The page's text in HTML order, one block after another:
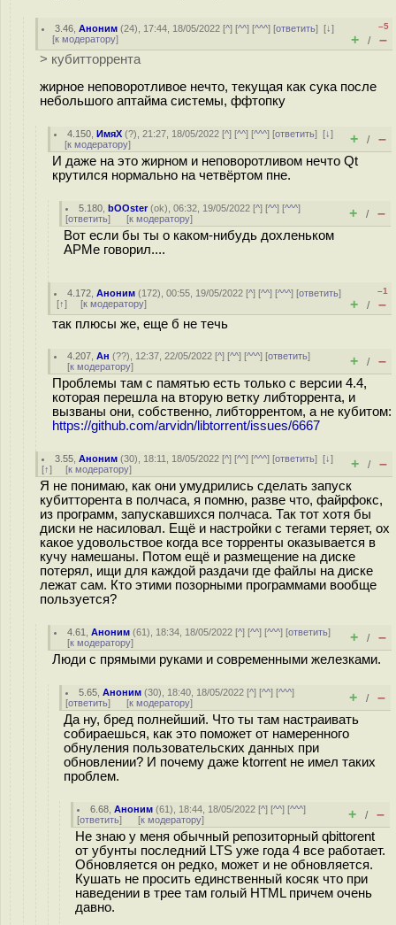
3.46 ,Аноним (24), 17:44, 18/05/2022 [^] [^^] [^^^] [ответить][↓]
[к модератору]
–5
+ / –
> кубитторрента
жирное неповоротливое нечто, текущая как cyка после
небольшого аптайма системы, ффтопку
4.150 ,ИмяХ (?), 21:27, 18/05/2022 [^] [^^] [^^^] [ответить][↓]
[к модератору] + / –
И даже на это жирном и неповоротливом нечто Qt
крутился нормально на четвёртом пне.
5.180 ,bOOster(ok), 06:32, 19/05/2022 [^] [^^] [^^^]
[ответить] [к модератору] + / –
Вот если бы ты о каком-нибудь дохленьком
АРМе говорил....
4.172 ,Аноним (172), 00:55, 19/05/2022 [^] [^^] [^^^] [ответить]
[↑] [к модератору]
–1
+ / –
так плюсы же, еще б не течь
4.207 ,Ан (??), 12:37, 22/05/2022 [^] [^^] [^^^] [ответить]
[к модератору] + / –
Проблемы там с памятью есть только с версии 4.4,
которая перешла на вторую ветку либторрента, и
вызваны они, собственно, либторрентом, а не кубитом:
https://github.com/arvidn/libtorrent/issues/6667
3.55 ,Аноним (30), 18:11, 18/05/2022 [^] [^^] [^^^] [ответить][↓]
[↑] [к модератору] + / –
Я не понимаю, как они умудрились сделать запуск
кубитторента в полчаса, я помню, разве что, файрфокс,
из программ, запускавшихся полчаса. Так тот хотя бы
диски не насиловал. Ещё и настройки с тегами теряет, ох
какое удовольствое когда все торренты оказывается в
кучу намешаны. Потом ещё и размещение на диске
потерял, ищи для каждой раздачи где файлы на диске
лежат сам. Кто этими позорными программами вообще
пользуется?
4.61 ,Аноним (61), 18:34, 18/05/2022 [^] [^^] [^^^] [ответить]
[к модератору] + / –
Люди с прямыми руками и современными железками.
5.65 ,Аноним (30), 18:40, 18/05/2022 [^] [^^] [^^^]
[ответить] [к модератору] + / –
Да ну, бред полнейший. Что ты там настраивать
собираешься, как это поможет от намеренного
обнуления пользовательских данных при
обновлении? И почему даже ktorrent не имел таких
проблем.
6.68 ,Аноним (61), 18:44, 18/05/2022 [^] [^^] [^^^]
[ответить] [к модератору] + / –
Не знаю у меня обычный репозиторный qbittorent
от убунты последний LTS уже года 4 все работает.
Обновляется он редко, может и не обновляется.
Кушать не просить единственный косяк что при
наведении в трее там голый HTML причем очень
давно.